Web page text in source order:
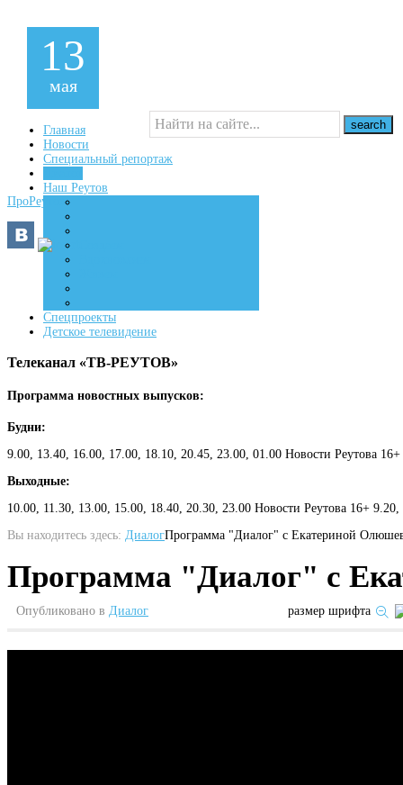
16+
ПроРеутов
Главная
Новости
Специальный репортаж
Наш Реутов
Спецпроекты
Детское телевидение
Телеканал «ТВ-РЕУТОВ»
Программа новостных выпусков:
Будни:
9.00, 13.40, 16.00, 17.00, 18.10, 20.45, 23.00, 01.00 Новости Реутова
Выходные:
10.00, 11.30, 13.00, 15.00, 18.40, 20.30, 23.00 Новости Реутова 16+
Вы находитесь здесь: ДиалогПрограмма "Диалог" c Екатериной
13
мая
Программа "Диалог" c
Опубликовано в Диалог размер шрифта